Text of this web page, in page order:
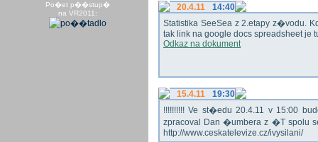
Po�et p��stup�
na VR2011:
20.4.11
14:40
Statistika SeeSea z 2.etapy z�vodu.
tak link na google docs spreadsheet je
Odkaz na dokument
15.4.11
19:30
!!!!!!!!!! Ve st�edu 20.4.11 v 15:00
zpracoval Dan �umbera z �T spolu
http://www.ceskatelevize.cz/ivysilani/